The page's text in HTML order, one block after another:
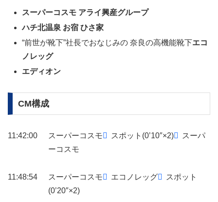
スーパーコスモ アライ興産グループ
ハチ北温泉 お宿 ひさ家
“前世が靴下”社長でおなじみの 奈良の高機能靴下エコ
ノレッグ
エディオン
CM構成
11:42:00 スーパーコスモ スポット(0’10″×2)
スーパ
ーコスモ
11:48:54 スーパーコスモ エコノレッグ
スポット
(0’20″×2)